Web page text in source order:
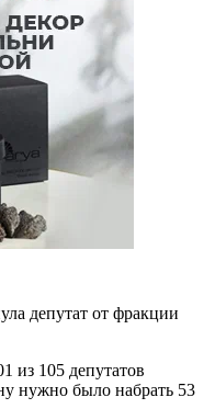
депутат от фракции
из 105 депутатов
нужно было набрать 53